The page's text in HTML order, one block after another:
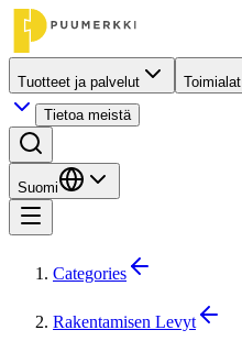
Tuotteet ja palvelut Toimialat
Tietoa meistä
Suomi
Categories
Rakentamisen Levyt